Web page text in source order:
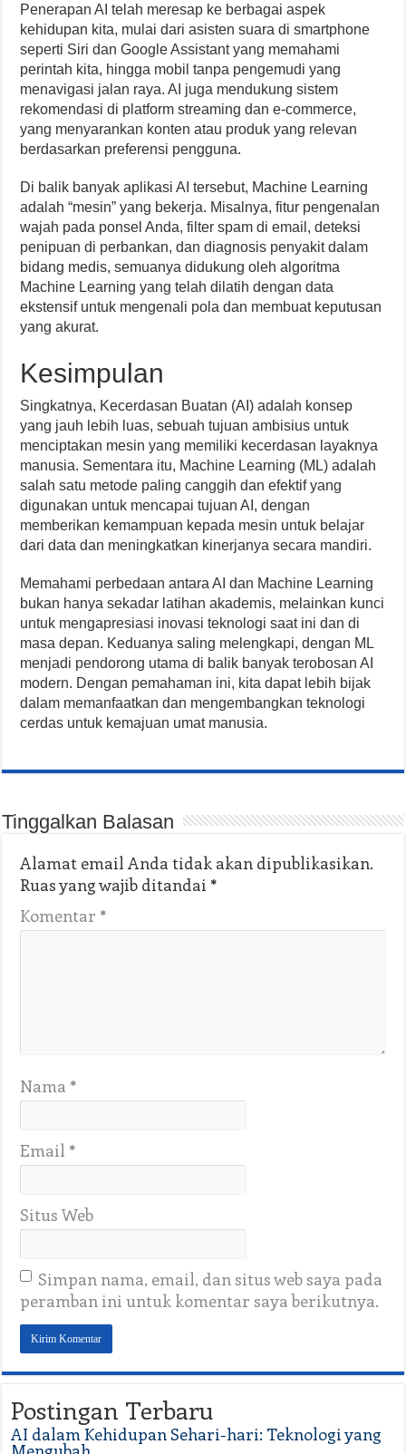
Penerapan AI telah meresap ke berbagai aspek
kehidupan kita, mulai dari asisten suara di smartphone
seperti Siri dan Google Assistant yang memahami
perintah kita, hingga mobil tanpa pengemudi yang
menavigasi jalan raya. AI juga mendukung sistem
rekomendasi di platform streaming dan e-commerce,
yang menyarankan konten atau produk yang relevan
berdasarkan preferensi pengguna.
Di balik banyak aplikasi AI tersebut, Machine Learning
adalah “mesin” yang bekerja. Misalnya, fitur pengenalan
wajah pada ponsel Anda, filter spam di email, deteksi
penipuan di perbankan, dan diagnosis penyakit dalam
bidang medis, semuanya didukung oleh algoritma
Machine Learning yang telah dilatih dengan data
ekstensif untuk mengenali pola dan membuat keputusan
yang akurat.
Kesimpulan
Singkatnya, Kecerdasan Buatan (AI) adalah konsep
yang jauh lebih luas, sebuah tujuan ambisius untuk
menciptakan mesin yang memiliki kecerdasan layaknya
manusia. Sementara itu, Machine Learning (ML) adalah
salah satu metode paling canggih dan efektif yang
digunakan untuk mencapai tujuan AI, dengan
memberikan kemampuan kepada mesin untuk belajar
dari data dan meningkatkan kinerjanya secara mandiri.
Memahami perbedaan antara AI dan Machine Learning
bukan hanya sekadar latihan akademis, melainkan kunci
untuk mengapresiasi inovasi teknologi saat ini dan di
masa depan. Keduanya saling melengkapi, dengan ML
menjadi pendorong utama di balik banyak terobosan AI
modern. Dengan pemahaman ini, kita dapat lebih bijak
dalam memanfaatkan dan mengembangkan teknologi
cerdas untuk kemajuan umat manusia.
Tinggalkan Balasan
Alamat email Anda tidak akan dipublikasikan.
Ruas yang wajib ditandai *
Komentar *
Nama *
Email *
Situs Web
Simpan nama, email, dan situs web saya pada
peramban ini untuk komentar saya berikutnya.
Postingan Terbaru
AI dalam Kehidupan Sehari-hari: Teknologi yang